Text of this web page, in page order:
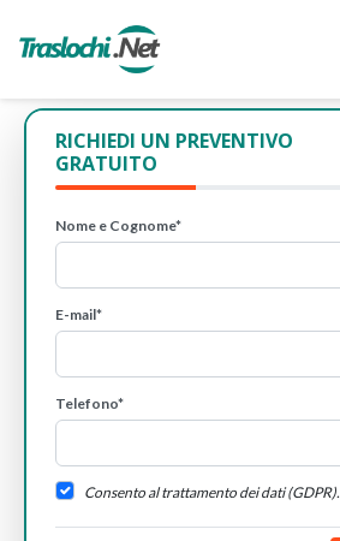
RICHIEDI UN PREVENTIVO
GRATUITO
Nome e Cognome*
E-mail*
Telefono*
Consento al trattamento dei dati (GDPR).